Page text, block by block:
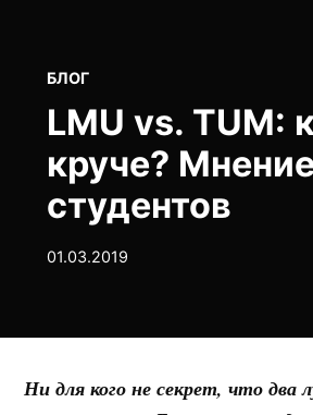
POSTED
БЛОГ
LMU vs. TUM:
круче?
студентов
01.03.2019
Ни для кого не секрет, что два